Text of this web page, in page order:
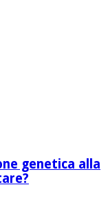
genetica alla